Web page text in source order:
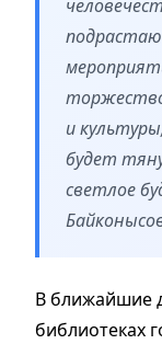
и
будет
светлое
В ближайшие
библиотеках